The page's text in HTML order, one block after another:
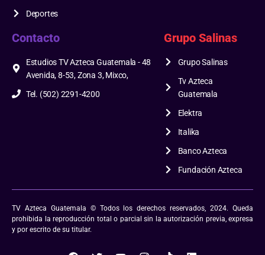
Deportes
Contacto
Estudios TV Azteca Guatemala - 48
Avenida, 8-53, Zona 3, Mixco,
Tel. (502) 2291-4200
Grupo Salinas
Grupo Salinas
Tv Azteca
Guatemala
Elektra
Italika
Banco Azteca
Fundación Azteca
TV Azteca Guatemala © Todos los derechos reservados, 2024. Queda
prohibida la reproducción total o parcial sin la autorización previa, expresa
y por escrito de su titular.